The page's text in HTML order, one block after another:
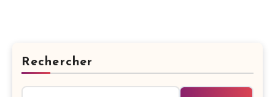
Rechercher